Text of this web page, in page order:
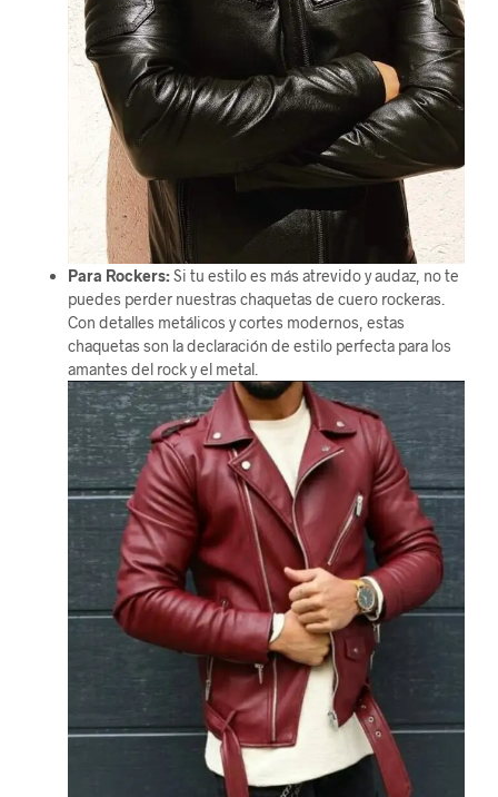
Para Rockers:Si tu estilo es más atrevido y audaz, no te
puedes perder nuestras chaquetas de cuero rockeras.
Con detalles metálicos y cortes modernos, estas
chaquetas son la declaración de estilo perfecta para los
amantes del rock y el metal.